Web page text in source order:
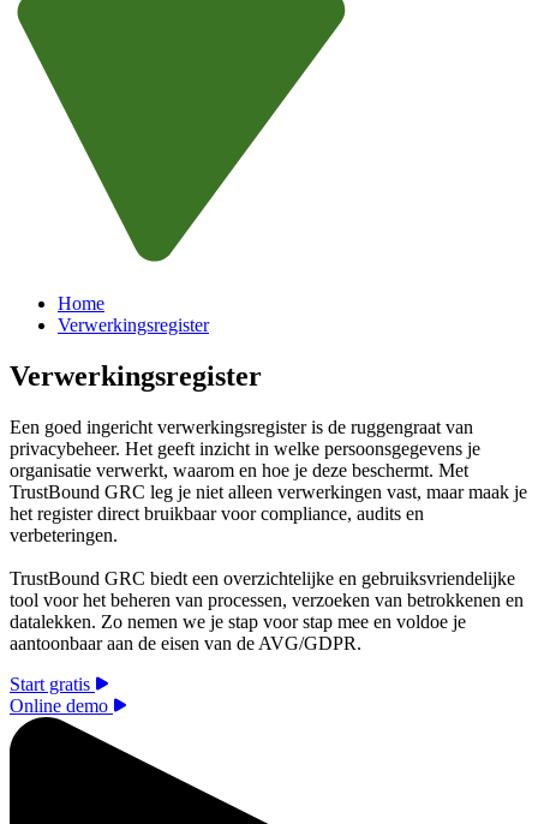
Home
Verwerkingsregister
Verwerkingsregister
Een goed ingericht verwerkingsregister is de ruggengraat van
privacybeheer. Het geeft inzicht in welke persoonsgegevens je
organisatie verwerkt, waarom en hoe je deze beschermt. Met
TrustBound GRC leg je niet alleen verwerkingen vast, maar maak je
het register direct bruikbaar voor compliance, audits en
verbeteringen.
TrustBound GRC biedt een overzichtelijke en gebruiksvriendelijke
tool voor het beheren van processen, verzoeken van betrokkenen en
datalekken. Zo nemen we je stap voor stap mee en voldoe je
aantoonbaar aan de eisen van de AVG/GDPR.
Start gratis
Online demo